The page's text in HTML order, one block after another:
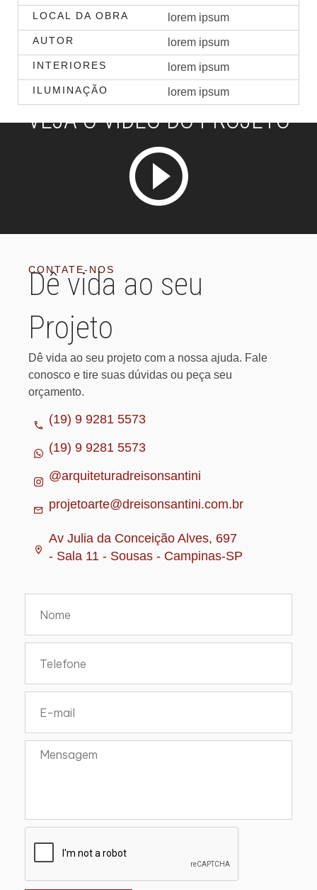
LOCAL DA OBRA lorem ipsum
AUTOR lorem ipsum
INTERIORES lorem ipsum
ILUMINAÇÃO lorem ipsum
VEJA O VÍDEO DO PROJETO
CONTATE-NOS
Dê vida ao seu
Projeto
Dê vida ao seu projeto com a nossa ajuda. Fale
conosco e tire suas dúvidas ou peça seu
orçamento.
(19) 9 9281 5573
(19) 9 9281 5573
@arquiteturadreisonsantini
projetoarte@dreisonsantini.com.br
Av Julia da Conceição Alves, 697
- Sala 11 - Sousas - Campinas-SP